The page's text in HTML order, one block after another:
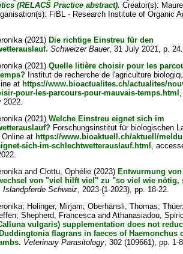
(RELACS Practice abstract). Creator(s):
FiBL - Research Institute of Organic
(2021) Die richtige Einstreu für den
Schweizer Bauer, 31 July 2021, p. 24.
(2021)Quelle litière choisir pour les
Institut de recherche de l'agriculture
at https://www.bioactualites.ch/actualites/
pour-les-parcours-pour-mauvais-temps.html
2022.
(2021)Welche Einstreu eignet sich im
Forschungsinstitut für biologischen
at https://www.bioaktuell.ch/aktuell/
sich-im-schlechtwetterauslauf.html ,
andClottu, Ophélie (2023) Entwurmung
von "viel hilft viel" zu "so viel wie nötig,
Islandpferde Schweiz, 2023 (1-2023), pp. 18-22.
; Holinger, Mirjam;Oberhänsli, Thomas;
;Shepherd, FrancescaandAthanasiadou,
vulgaris) supplementation does not
flagrans in faeces of Haemonchus
Veterinary Parasitology, 302 (109661), pp. 1-